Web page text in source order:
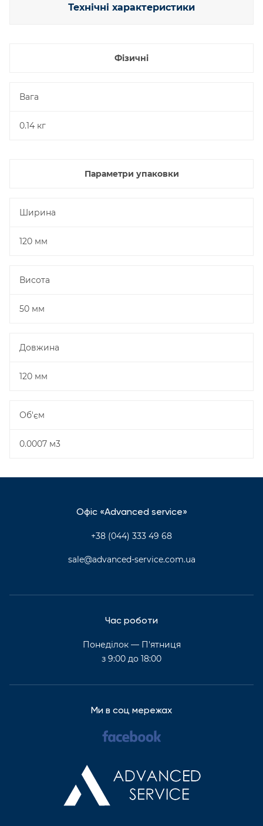
Технічні характеристики
Фізичні
Вага
0.14 кг
Параметри упаковки
Ширина
120 мм
Висота
50 мм
Довжина
120 мм
Об'єм
0.0007 м3
Офіс «Advanced service»
+38 (044) 333 49 68
sale@advanced-service.com.ua
Час роботи
Понеділок — П'ятниця
з 9:00 до 18:00
Ми в соц мережах